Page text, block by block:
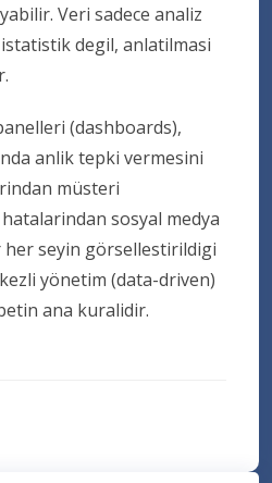
Veri sadece analiz
degil, anlatilmasi
(dashboards),
anlik tepki vermesini
müsteri
sosyal medya
seyin görsellestirildigi
yönetim (data-driven)
ana kuralidir.